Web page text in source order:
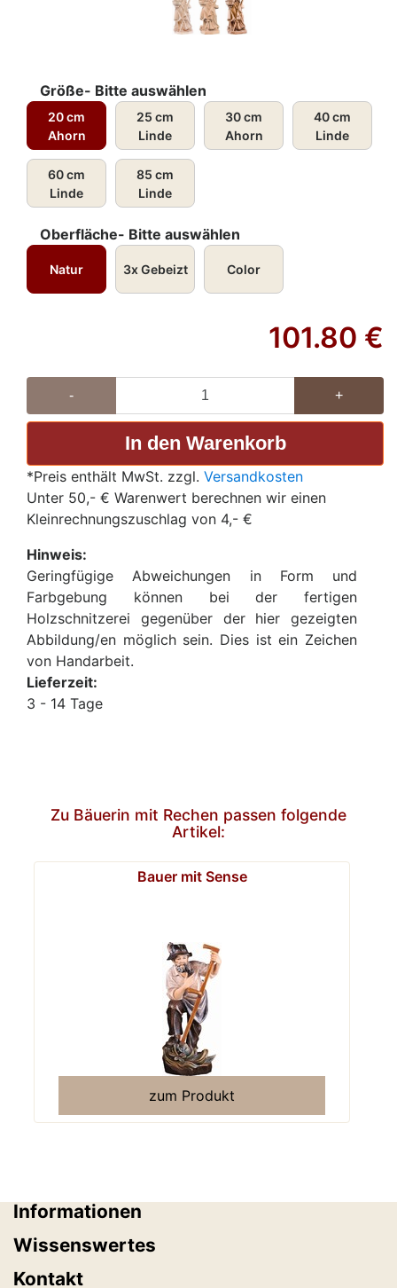
Größe- Bitte auswählen
20 cm
Ahorn
25 cm
Linde
30 cm
Ahorn
40 cm
Linde
60 cm
Linde
85 cm
Linde
Oberfläche- Bitte auswählen
Natur 3x Gebeizt Color
101.80 €
- +
*Preis enthält MwSt. zzgl. Versandkosten
Unter 50,- € Warenwert berechnen wir einen
Kleinrechnungszuschlag von 4,- €
Hinweis:
Geringfügige Abweichungen in Form und
Farbgebung können bei der fertigen
Holzschnitzerei gegenüber der hier gezeigten
Abbildung/en möglich sein. Dies ist ein Zeichen
von Handarbeit.
Lieferzeit:
3 - 14 Tage
Zu Bäuerin mit Rechen passen folgende
Artikel:
Bauer mit Sense
zum Produkt
Informationen
Wissenswertes
Kontakt